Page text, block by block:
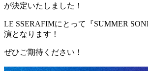
が決定いたしました！
LE SSERAFIMにとって『SUMMER
演となります！
ぜひご期待ください！